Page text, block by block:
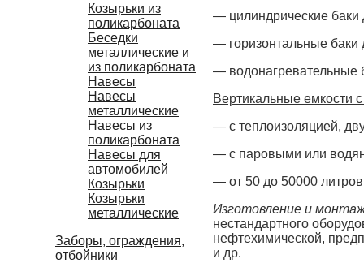
Козырьки из
поликарбоната
Беседки
металлические и
из поликарбоната
Навесы
Навесы
металлические
Навесы из
поликарбоната
Навесы для
автомобилей
Козырьки
Козырьки
металлические
Заборы, ограждения,
отбойники
— цилиндрические баки
— горизонтальные баки
— водонагревательные
Вертикальные емкости
— с теплоизоляцией,
— с паровыми или
— от 50 до 50000
Изготовление и
нестандартного
нефтехимической,
и др.